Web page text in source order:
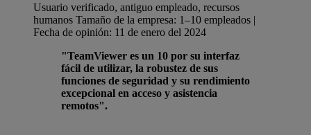
Usuario verificado, antiguo empleado, recursos
humanos Tamaño de la empresa: 1–10 empleados |
Fecha de opinión: 11 de enero del 2024
"TeamViewer es un 10 por su interfaz
fácil de utilizar, la robustez de sus
funciones de seguridad y su rendimiento
excepcional en acceso y asistencia
remotos".